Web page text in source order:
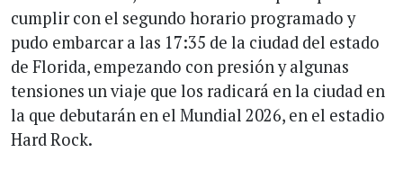
cumplir con el segundo horario programado y
pudo embarcar a las 17:35 de la ciudad del estado
de Florida, empezando con presión y algunas
tensiones un viaje que los radicará en la ciudad en
la que debutarán en el Mundial 2026, en el estadio
Hard Rock.